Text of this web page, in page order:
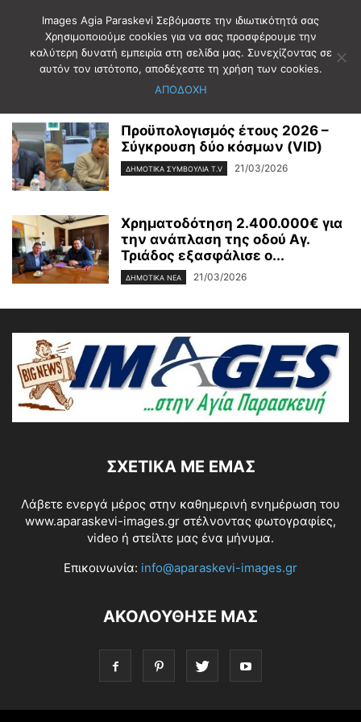
Αρχική 2026 Μάρτιος 21
Ημερήσιο Αρχείο: 21/03/2026
Προϋπολογισμός έτους 2026 –
Σύγκρουση δύο κόσμων (VID)
ΔΗΜΟΤΙΚΑ ΣΥΜΒΟΥΛΙΑ T.V 21/03/2026
Χρηματοδότηση 2.400.000€ για
την ανάπλαση της οδού Αγ.
Τριάδος εξασφάλισε ο...
ΔΗΜΟΤΙΚΑ ΝΕΑ 21/03/2026
ΣΧΕΤΙΚΆ ΜΕ ΕΜΆΣ
Λάβετε ενεργά μέρος στην καθημερινή ενημέρωση του
www.aparaskevi-images.gr στέλνοντας φωτογραφίες,
video ή στείλτε μας ένα μήνυμα.
Επικοινωνία: info@aparaskevi-images.gr
ΑΚΟΛΟΥΘΗΣΕ ΜΑΣ
Images Agia Paraskevi Σεβόμαστε την ιδιωτικότητά σας
Χρησιμοποιούμε cookies για να σας προσφέρουμε την
καλύτερη δυνατή εμπειρία στη σελίδα μας. Συνεχίζοντας σε
αυτόν τον ιστότοπο, αποδέχεστε τη χρήση των cookies.
ΑΠΟΔΟΧΗ